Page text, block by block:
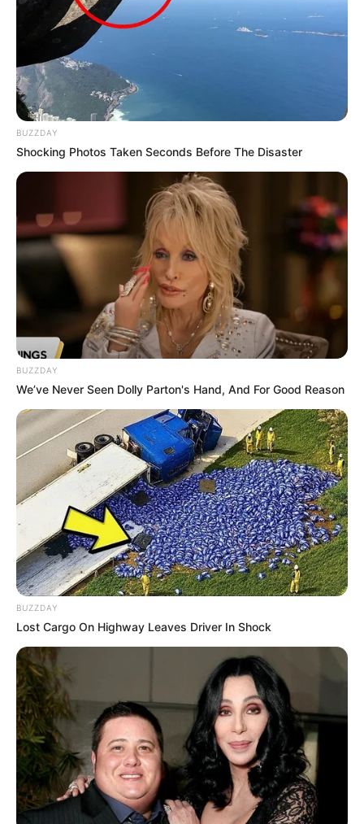
Evento de divulgação da nova
tabela SUS de SP tem
participação de representantes
BUZZDAY
Shocking Photos Taken Seconds Before The Disaster
BUZZDAY
We’ve Never Seen Dolly Parton's Hand, And For Good Reason
BUZZDAY
Lost Cargo On Highway Leaves Driver In Shock